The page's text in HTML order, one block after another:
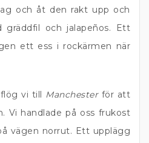
och åt den rakt upp och
gräddfil och jalapeños. Ett
ett ess i rockärmen när
vi till Manchesterför att
Vi handlade på oss frukost
vägen norrut. Ett upplägg